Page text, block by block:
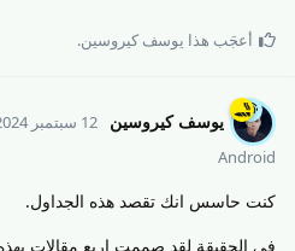
أعجَب هذا يوسف كيروسين.
يوسف كيروسين 12 سبتمبر 2024
Android
كنت حاسس انك تقصد هذه الجداول.
في الحقيقة لقد صممت اربع مقالات